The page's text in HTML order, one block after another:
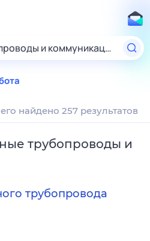
и коммуникации
найдено 257 результатов
трубопроводы и
трубопровода